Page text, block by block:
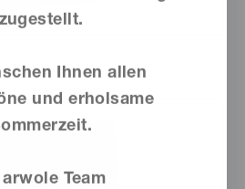
zugestellt.
Ihnen allen
und erholsame
Team